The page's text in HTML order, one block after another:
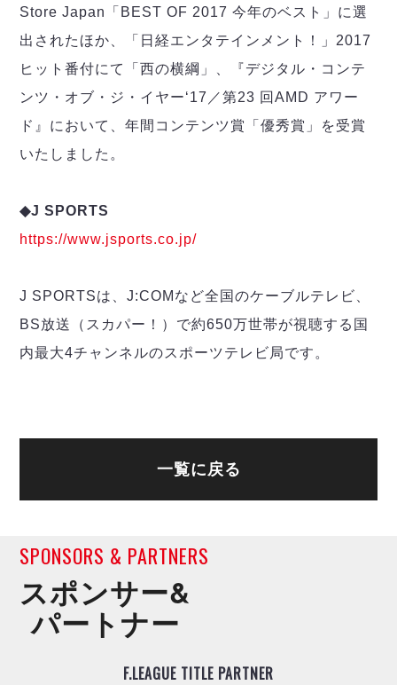
Store Japan「BEST OF 2017 今年のベスト」に選
出されたほか、「日経エンタテインメント！」2017
ヒット番付にて「西の横綱」、『デジタル・コンテ
ンツ・オブ・ジ・イヤー‘17／第23 回AMD アワー
ド』において、年間コンテンツ賞「優秀賞」を受賞
いたしました。
◆J SPORTS
https://www.jsports.co.jp/
J SPORTSは、J:COMなど全国のケーブルテレビ、
BS放送（スカパー！）で約650万世帯が視聴する国
内最大4チャンネルのスポーツテレビ局です。
一覧に戻る
SPONSORS & PARTNERS
スポンサー&
パートナー
F.LEAGUE TITLE PARTNER